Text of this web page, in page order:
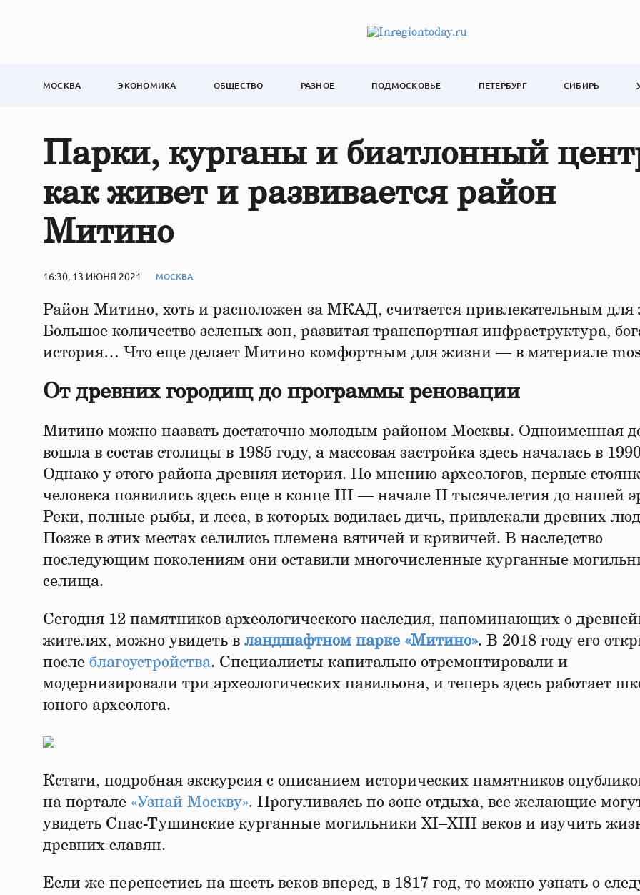
МОСКВА ЭКОНОМИКА ОБЩЕСТВО РАЗНОЕ ПОДМОСКОВЬЕ ПЕТЕРБУРГ СИБИРЬ
Парки, курганы и биатлонный
как живет и развивается район
Митино
16:30, 13 ИЮНЯ 2021 МОСКВА
Район Митино, хоть и расположен за МКАД, считается привлекательным для
Большое количество зеленых зон, развитая транспортная инфраструктура,
история… Что еще делает Митино комфортным для жизни — в материале
От древних городищ до программы реновации
Митино можно назвать достаточно молодым районом Москвы. Одноименная
вошла в состав столицы в 1985 году, а массовая застройка здесь началась в
Однако у этого района древняя история. По мнению археологов, первые
человека появились здесь еще в конце III — начале II тысячелетия до нашей
Реки, полные рыбы, и леса, в которых водилась дичь, привлекали древних
Позже в этих местах селились племена вятичей и кривичей. В наследство
последующим поколениям они оставили многочисленные курганные
селища.
Сегодня 12 памятников археологического наследия, напоминающих о
жителях, можно увидеть в ландшафтном парке «Митино». В 2018 году его
после благоустройства. Специалисты капитально отремонтировали и
модернизировали три археологических павильона, и теперь здесь работает
юного археолога.
Кстати, подробная экскурсия с описанием исторических памятников
на портале «Узнай Москву». Прогуливаясь по зоне отдыха, все желающие
увидеть Спас-Тушинские курганные могильники XI–XIII веков и изучить
древних славян.
Если же перенестись на шесть веков вперед, в 1817 год, то можно узнать о